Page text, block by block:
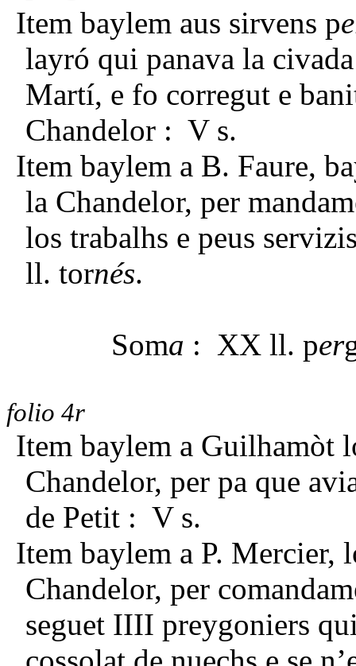
Item baylem aus sirvens p
layró qui panava la
Martí, e fo corregut e
Chandelor : V s.
Item baylem a B. Faure,
la Chandelor, per
los trabalhs e peus
ll. tornés.
Soma : XX ll. per
folio 4r
Item baylem a Guilhamòt
Chandelor, per pa que
de Petit : V s.
Item baylem a P. Mercier,
Chandelor, per
seguet IIII preygoniers